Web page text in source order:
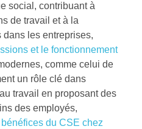
social, contribuant à
de travail et à la
les entreprises,
et le fonctionnement
comme celui de
un rôle clé dans
travail en proposant des
des employés,
du CSE chez